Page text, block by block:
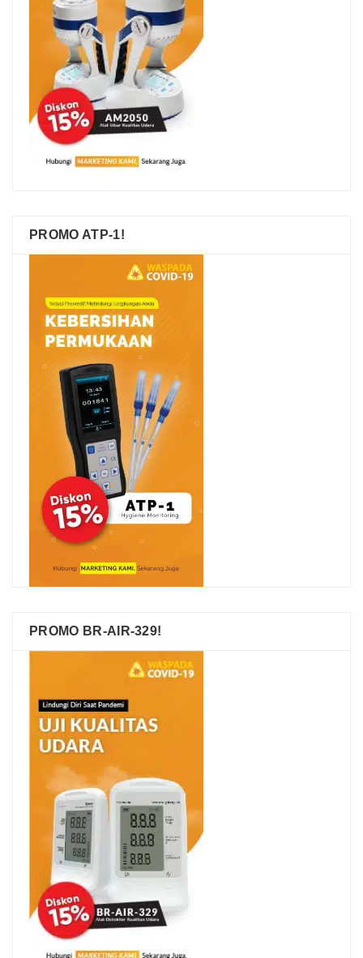
PROMO ATP-1!
PROMO BR-AIR-329!